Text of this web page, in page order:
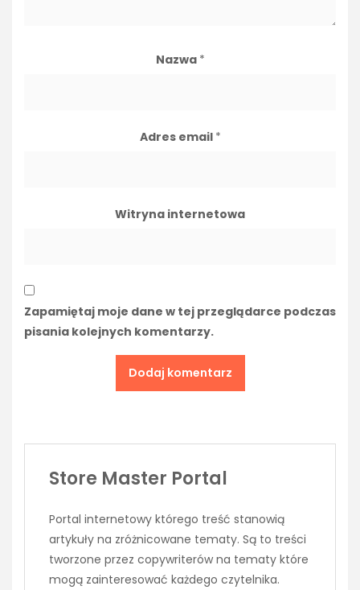
Nazwa *
Adres email *
Witryna internetowa
Zapamiętaj moje dane w tej przeglądarce podczas
pisania kolejnych komentarzy.
Store Master Portal
Portal internetowy którego treść stanowią
artykuły na zróżnicowane tematy. Są to treści
tworzone przez copywriterów na tematy które
mogą zainteresować każdego czytelnika.